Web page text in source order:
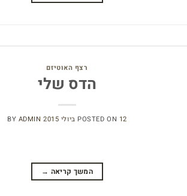
רצף האוטיזם
הדס שלי
POSTED ON 12 ביולי 2015 BY ADMIN
המשך קריאה →